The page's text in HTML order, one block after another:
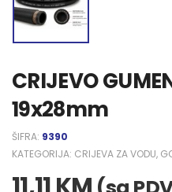
CRIJEVO
19x28mm
ŠIFRA: 9390
KATEGORIJA: CRIJEVA ZA VODU,